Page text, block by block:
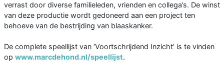
verrast door diverse familieleden, vrienden en collega’s. De winst
van deze productie wordt gedoneerd aan een project ten
behoeve van de bestrijding van blaaskanker.
De complete speellijst van ‘Voortschrijdend Inzicht’ is te vinden
op www.marcdehond.nl/speellijst.